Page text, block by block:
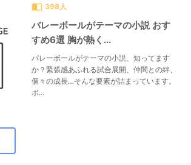
import_contacts 398人
バレーボールがテーマの小説 おす
すめ6選 胸が熱く...
バレーボールがテーマの小説、知ってます
か？緊張感あふれる試合展開、仲間との絆、
個々の成長…そんな要素が詰まっています。
ボ...